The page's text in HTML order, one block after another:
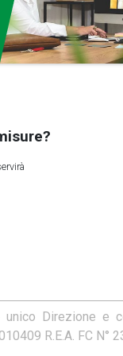
Direzione e
R.E.A. FC N°